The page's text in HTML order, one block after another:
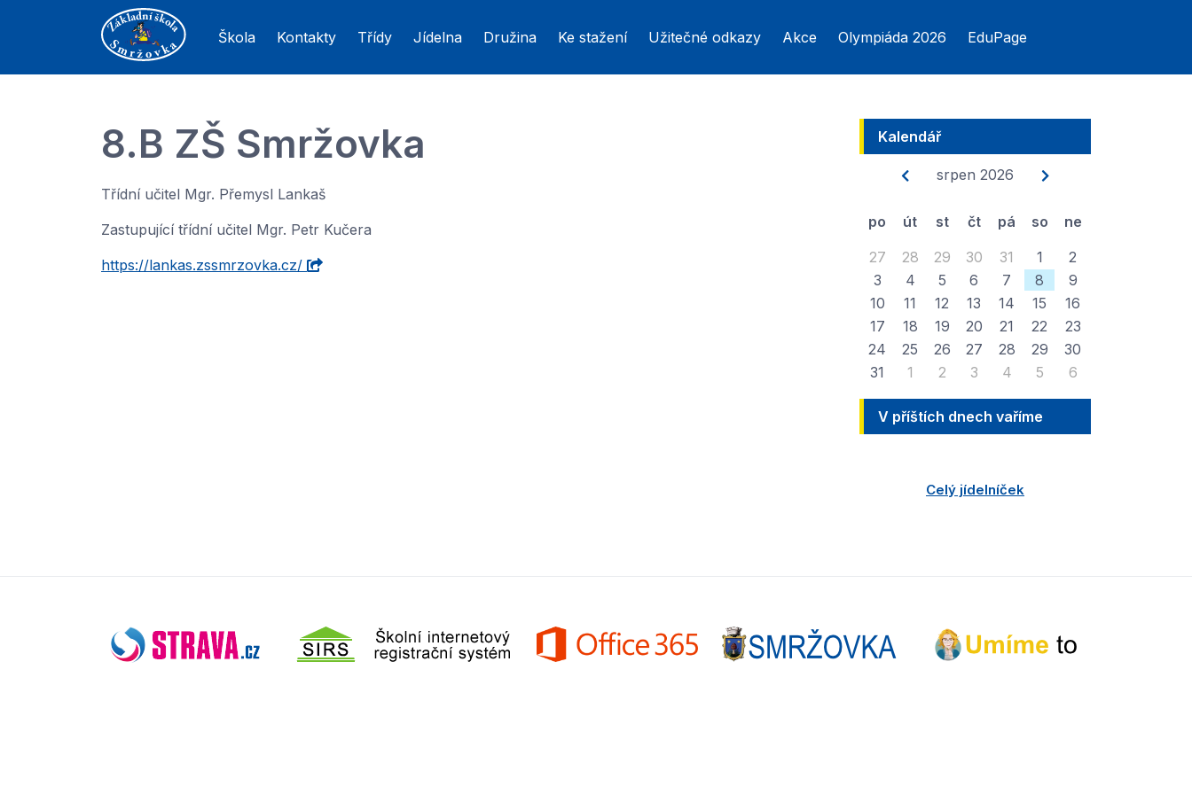
Škola Kontakty Třídy Jídelna Družina Ke stažení Užitečné odkazy Akce Olympiáda 2026 EduPage
8.B ZŠ Smržovka
Třídní učitel Mgr. Přemysl Lankaš
Zastupující třídní učitel Mgr. Petr Kučera
https://lankas.zssmrzovka.cz/
Kalendář
srpen 2026
po út st čt pá so
ne
27
28 29 30 31 1
2
3
4 5 6 7 8
9
10
11 12 13 14 15
16
17
18 19 20 21 22
23
24
25 26 27 28 29
30
31
1 2 3 4 5 6
V příštích dnech vaříme
Celý jídelníček